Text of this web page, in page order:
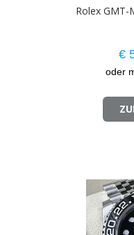
Rolex GMT-
€
oder